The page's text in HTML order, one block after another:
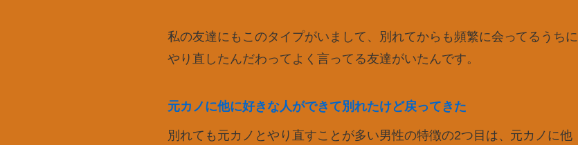
私の友達にもこのタイプがいまして、別れてからも頻繁に会ってるうちに
やり直したんだわってよく言ってる友達がいたんです。
元カノに他に好きな人ができて別れたけど戻ってきた
別れても元カノとやり直すことが多い男性の特徴の2つ目は、元カノに他